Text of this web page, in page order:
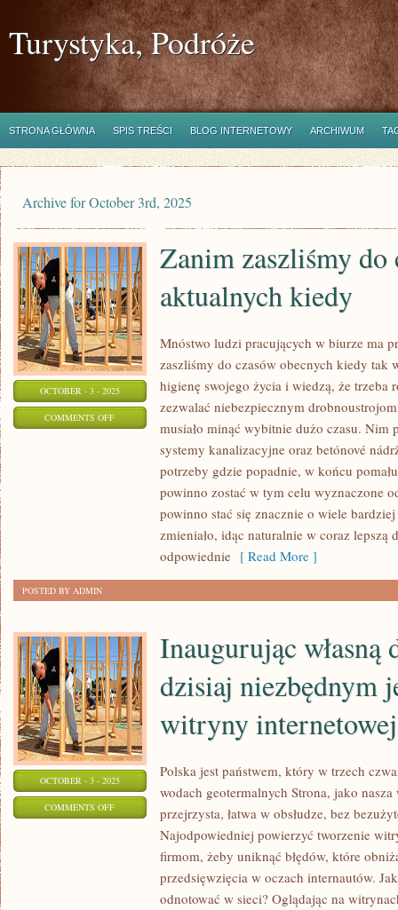
Turystyka, Podróże
STRONA GŁÓWNA SPIS TREŚCI BLOG INTERNETOWY ARCHIWUM
Archive for October 3rd, 2025
OCTOBER - 3 - 2025
COMMENTS OFFON
Zanim zaszliśmy do
aktualnych kiedy
Mnóstwo ludzi pracujących w biurze ma
zaszliśmy do czasów obecnych kiedy tak
higienę swojego życia i wiedzą, że trzeba
zezwalać niebezpiecznym
musiało minąć wybitnie dużo czasu. Nim
systemy kanalizacyjne oraz betónové
potrzeby gdzie popadnie, w końcu
powinno zostać w tym celu wyznaczone
powinno stać się znacznie o wiele
zmieniało, idąc naturalnie w coraz lepszą
odpowiednie [ Read More ]
POSTED BY ADMIN
OCTOBER - 3 - 2025
COMMENTS OFFON
INAUGURUJĄC
Inaugurując własną
dzisiaj niezbędnym
witryny
Polska jest państwem, który w trzech
wodach geotermalnych Strona, jako
przejrzysta, łatwa w obsłudze, bez
Najodpowiedniej powierzyć tworzenie
firmom, żeby uniknąć błędów, które
przedsięwzięcia w oczach internautów.
odnotować w sieci? Oglądając na